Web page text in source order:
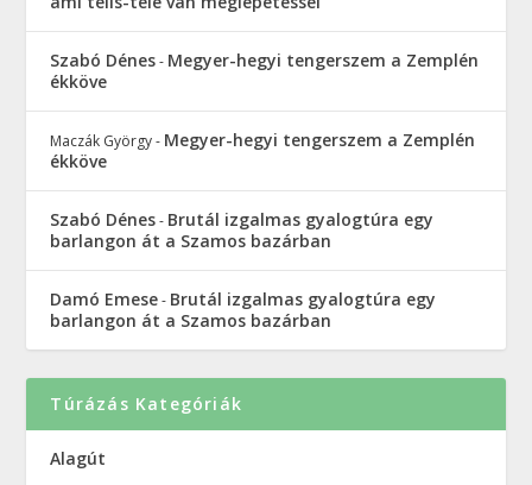
Szabó Dénes- Megyer-hegyi tengerszem a Zemplén
ékköve
Maczák György- Megyer-hegyi tengerszem a Zemplén
ékköve
Szabó Dénes- Brutál izgalmas gyalogtúra egy
barlangon át a Szamos bazárban
Damó Emese- Brutál izgalmas gyalogtúra egy
barlangon át a Szamos bazárban
Túrázás Kategóriák
Alagút